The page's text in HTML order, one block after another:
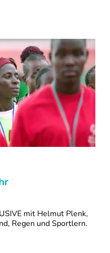
mit Helmut Plenk,
Regen und Sportlern.